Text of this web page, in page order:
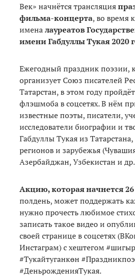
Век» начнётся трансляция
фильма-концерта, во время
именалауреатов
имени Габдуллы Тукая 2020
Ежегодный праздник поэзии,
организует Союз писателей
Татарстан, в этом году
флэшмоба в соцсетях. В нём
известные поэты, писатели,
исследователи биографии и
Габдуллы Тукая из
регионов и зарубежья
Азербайджан, Узбекистан и
Акцию, которая начнется
полдень, может поддержать
нужно прочесть любимое
записать такое видео и
своей странице в соцсетях
Инстаграм) с хештегом
#Тукайтуганкөн
#ДеньрожденияТукая.